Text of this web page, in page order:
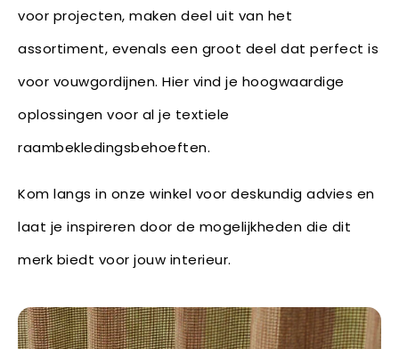
voor projecten, maken deel uit van het
assortiment, evenals een groot deel dat perfect is
voor vouwgordijnen. Hier vind je hoogwaardige
oplossingen voor al je textiele
raambekledingsbehoeften.
Kom langs in onze winkel voor deskundig advies en
laat je inspireren door de mogelijkheden die dit
merk biedt voor jouw interieur.